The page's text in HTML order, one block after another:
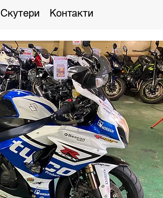
Скутери Контакти